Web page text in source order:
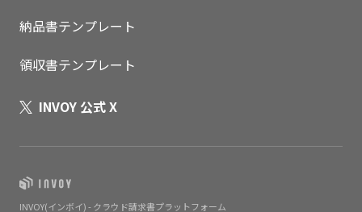
納品書テンプレート
領収書テンプレート
INVOY 公式 X
INVOY(インボイ) - クラウド請求書プラットフォーム